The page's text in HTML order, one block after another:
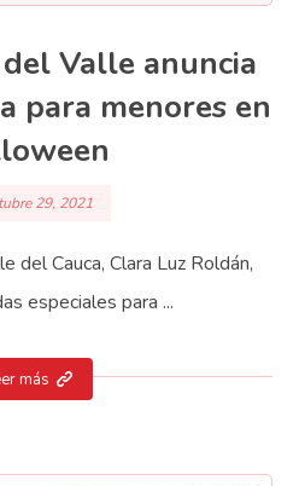
Valle anuncia
para menores en
29, 2021
del Cauca, Clara Luz Roldán,
especiales para ...
más